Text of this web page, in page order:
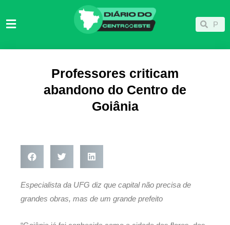
para
Pesquisar
Professores criticam
abandono do Centro de
Goiânia
Especialista da UFG diz que capital não precisa de
grandes obras, mas de um grande prefeito